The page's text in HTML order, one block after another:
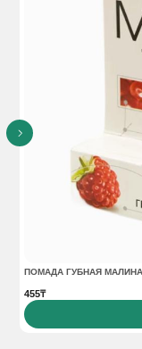
ПОМАДА ГУБНАЯ МАЛИНА
455₸